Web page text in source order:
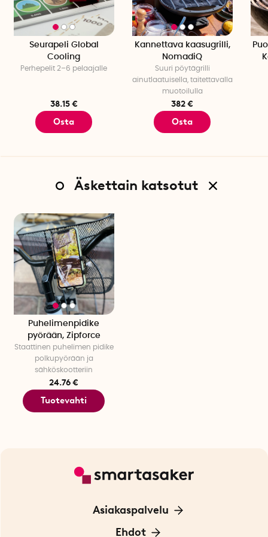
Seurapeli Global
Cooling
Perhepelit 2–6 pelaajalle
38.15 €
Osta
Kannettava kaasugrilli,
NomadiQ
Suuri pöytägrilli
ainutlaatuisella, taitettavalla
muotoilulla
382 €
Osta
Äskettain katsotut
Puhelimenpidike
pyörään, Zipforce
Staattinen puhelimen pidike
polkupyörään ja
sähköskootteriin
24.76 €
Tuotevahti
Asiakaspalvelu
Ota yhteyttä
Ehdot